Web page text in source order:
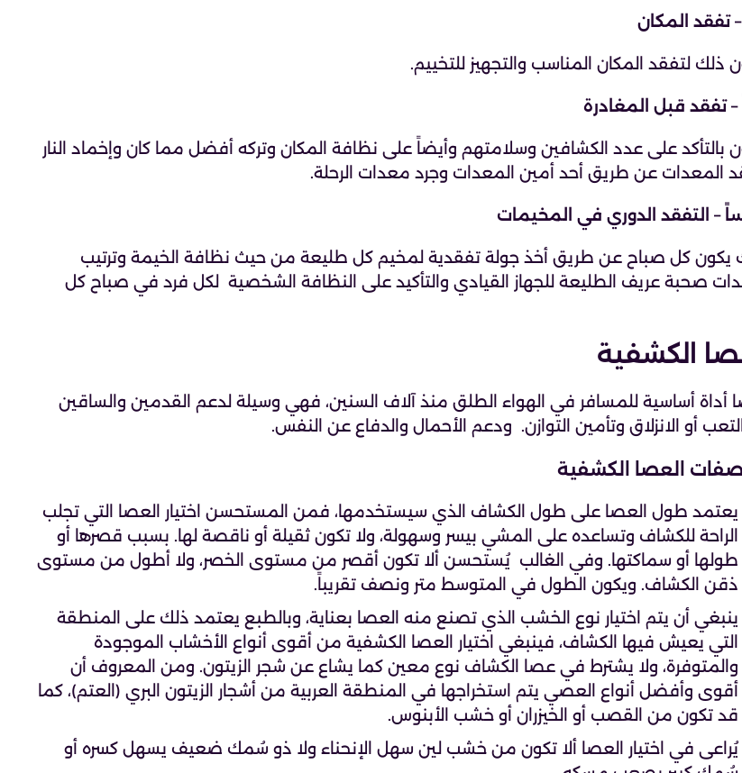
– تفقد المكان
ذلك لتفقد المكان المناسب والتجهيز للتخييم.
– تفقد قبل المغادرة
بالتأكد على عدد الكشافين وسلامتهم وأيضاً على نظافة المكان وتركه أفضل مما كان وإخماد النار
المعدات عن طريق أحد أمين المعدات وجرد معدات الرحلة.
– التفقد الدوري في المخيمات
يكون كل صباح عن طريق أخذ جولة تفقدية لمخيم كل طليعة من حيث نظافة الخيمة وترتيب
صحبة عريف الطليعة للجهاز القيادي والتأكيد على النظافة الشخصية لكل فرد في صباح كل
الكشفية
أداة أساسية للمسافر في الهواء الطلق منذ آلاف السنين، فهي وسيلة لدعم القدمين والساقين
أو الانزلاق وتأمين التوازن. ودعم الأحمال والدفاع عن النفس.
العصا الكشفية
يعتمد طول العصا على طول الكشاف الذي سيستخدمها، فمن المستحسن اختيار العصا التي تجلب
الراحة للكشاف وتساعده على المشي بيسر وسهولة، ولا تكون ثقيلة أو ناقصة لها. بسبب قصرها أو
طولها أو سماكتها. وفي الغالب يُستحسن ألا تكون أقصر من مستوى الخصر، ولا أطول من مستوى
ذقن الكشاف. ويكون الطول في المتوسط متر ونصف تقريباً.
ينبغي أن يتم اختيار نوع الخشب الذي تصنع منه العصا بعناية، وبالطبع يعتمد ذلك على المنطقة
التي يعيش فيها الكشاف، فينبغي اختيار العصا الكشفية من أقوى أنواع الأخشاب الموجودة
والمتوفرة، ولا يشترط في عصا الكشاف نوع معين كما يشاع عن شجر الزيتون. ومن المعروف أن
أقوى وأفضل أنواع العصي يتم استخراجها في المنطقة العربية من أشجار الزيتون البري (العتم)، كما
قد تكون من القصب أو الخيزران أو خشب الأبنوس.
يُراعى في اختيار العصا ألا تكون من خشب لين سهل الإنحناء ولا ذو سُمك ضعيف يسهل كسره أو